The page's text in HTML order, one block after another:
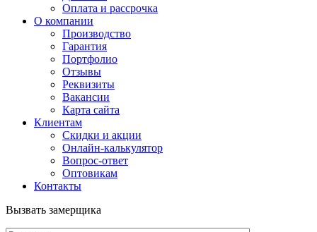
Оплата и рассрочка
О компании
Производство
Гарантия
Портфолио
Отзывы
Реквизиты
Вакансии
Карта сайта
Клиентам
Скидки и акции
Онлайн-калькулятор
Вопрос-ответ
Оптовикам
Контакты
Вызвать замерщика